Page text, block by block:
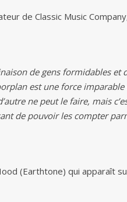
de Classic Music
de gens formidables
est une force
ne peut le faire, mais
de pouvoir les compter
(Earthtone) qui apparaît